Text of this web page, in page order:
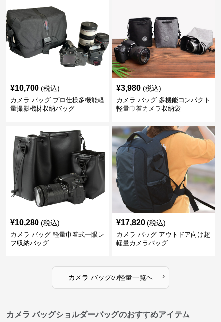
¥10,700 (税込)
カメラ バッグ プロ仕様多機能軽
量撮影機材収納バッグ
¥3,980 (税込)
カメラ バッグ 多機能コンパクト
軽量巾着カメラ収納袋
¥10,280 (税込)
カメラ バッグ 軽量巾着式一眼レ
フ収納バッグ
¥17,820 (税込)
カメラ バッグ アウトドア向け超
軽量カメラバッグ
カメラ バッグの軽量一覧へ ›
カメラ バッグショルダーバッグのおすすめアイテム